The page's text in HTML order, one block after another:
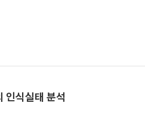
인식실태 분석